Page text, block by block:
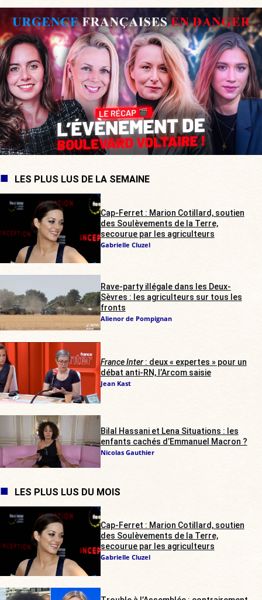
LES PLUS LUS DE LA SEMAINE
Cap-Ferret : Marion Cotillard, soutien
des Soulèvements de la Terre,
secourue par les agriculteurs
Gabrielle Cluzel
Rave-party illégale dans les Deux-
Sèvres : les agriculteurs sur tous les
fronts
Alienor de Pompignan
France Inter: deux « expertes » pour un
débat anti-RN, l’Arcom saisie
Jean Kast
Bilal Hassani et Lena Situations : les
enfants cachés d’Emmanuel Macron ?
Nicolas Gauthier
LES PLUS LUS DU MOIS
Cap-Ferret : Marion Cotillard, soutien
des Soulèvements de la Terre,
secourue par les agriculteurs
Gabrielle Cluzel